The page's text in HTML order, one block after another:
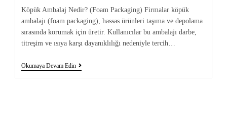
Köpük Ambalaj Nedir? (Foam Packaging) Firmalar köpük
ambalajı (foam packaging), hassas ürünleri taşıma ve depolama
sırasında korumak için üretir. Kullanıcılar bu ambalajı darbe,
titreşim ve ısıya karşı dayanıklılığı nedeniyle tercih…
Okumaya Devam Edin